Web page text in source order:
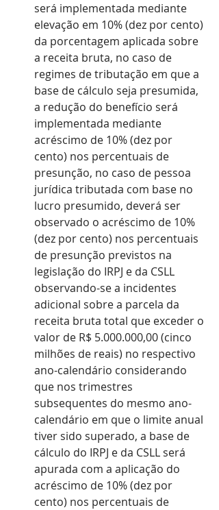
será implementada mediante
elevação em 10% (dez por cento)
da porcentagem aplicada sobre
a receita bruta, no caso de
regimes de tributação em que a
base de cálculo seja presumida,
a redução do benefício será
implementada mediante
acréscimo de 10% (dez por
cento) nos percentuais de
presunção, no caso de pessoa
jurídica tributada com base no
lucro presumido, deverá ser
observado o acréscimo de 10%
(dez por cento) nos percentuais
de presunção previstos na
legislação do IRPJ e da CSLL
observando-se a incidentes
adicional sobre a parcela da
receita bruta total que exceder o
valor de R$ 5.000.000,00 (cinco
milhões de reais) no respectivo
ano-calendário considerando
que nos trimestres
subsequentes do mesmo ano-
calendário em que o limite anual
tiver sido superado, a base de
cálculo do IRPJ e da CSLL será
apurada com a aplicação do
acréscimo de 10% (dez por
cento) nos percentuais de